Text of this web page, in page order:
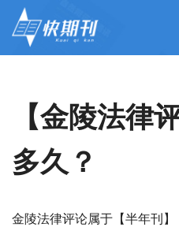
【金陵法律
多久？
金陵法律评论属于【半年刊